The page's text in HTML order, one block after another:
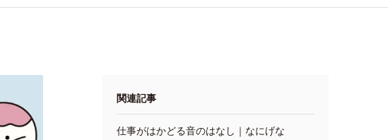
関連記事
仕事がはかどる音のはなし｜なにげな